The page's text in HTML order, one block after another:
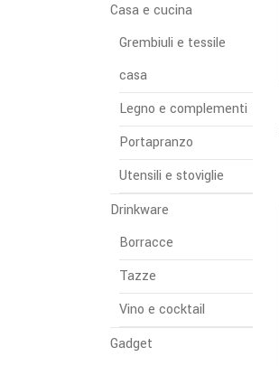
Casa e cucina
Grembiuli e tessile
casa
Legno e complementi
Portapranzo
Utensili e stoviglie
Drinkware
Borracce
Tazze
Vino e cocktail
Gadget